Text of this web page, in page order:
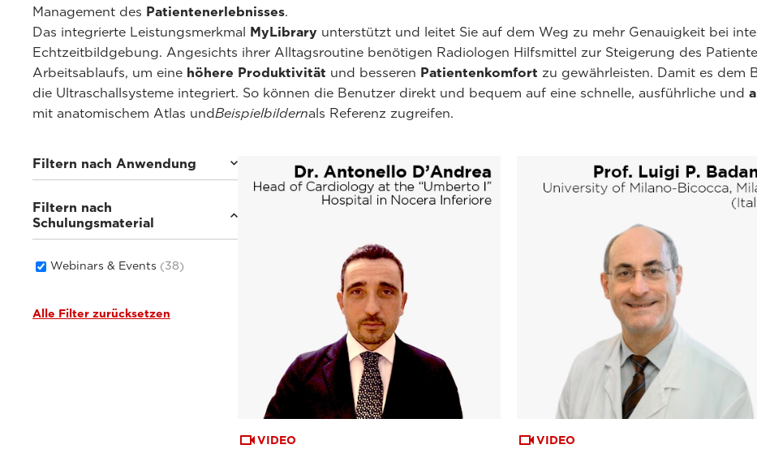
Management des Patientenerlebnisses.
Das integrierte Leistungsmerkmal MyLibrary unterstützt und leitet Sie auf dem Weg zu mehr Genauigkeit bei
Echtzeitbildgebung. Angesichts ihrer Alltagsroutine benötigen Radiologen Hilfsmittel zur Steigerung des
Arbeitsablaufs, um eine höhere Produktivität und besseren Patientenkomfort zu gewährleisten. Damit es dem
die Ultraschallsysteme integriert. So können die Benutzer direkt und bequem auf eine schnelle, ausführliche und
mit anatomischem Atlas undBeispielbildernals Referenz zugreifen.
Filtern nach Anwendung
Kardiovaskulär
Allgemeine Bildgebung
Frauengesundheit(2)
Filtern nach
Schulungsmaterial
Webinars & Events (38)
Alle Filter zurücksetzen
VIDEO VIDEO